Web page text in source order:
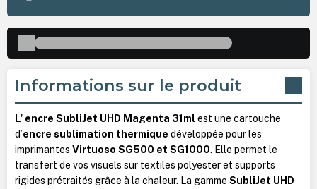
Informations sur le produit
L' encre SubliJet UHD Magenta 31ml est une cartouche
d’encre sublimation thermique développée pour les
imprimantes Virtuoso SG500 et SG1000. Elle permet le
transfert de vos visuels sur textiles polyester et supports
rigides prétraités grâce à la chaleur. La gamme SubliJet UHD